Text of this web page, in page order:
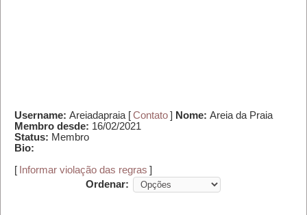
Username: Areiadapraia [Contato] Nome: Areia da Praia
Membro desde: 16/02/2021
Status: Membro
Bio:
[ Informar violação das regras ]
Ordenar: